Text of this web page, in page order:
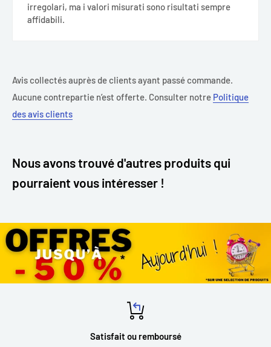
irregolari, ma i valori misurati sono risultati sempre
affidabili.
Avis collectés auprès de clients ayant passé commande.
Aucune contrepartie n’est offerte. Consulter notre Politique
des avis clients
Nous avons trouvé d'autres produits qui
pourraient vous intéresser !
Satisfait ou remboursé